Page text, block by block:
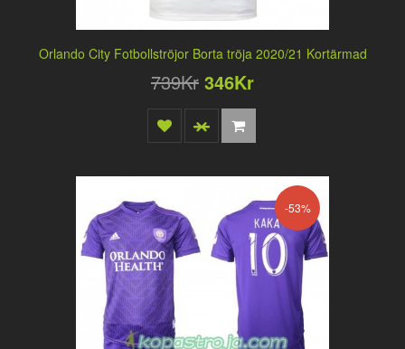
Orlando City Fotbollströjor Borta tröja 2020/21 Kortärmad
739Kr 346Kr
-53%